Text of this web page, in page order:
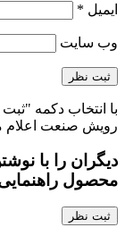
ایمیل *
وب‌ سایت
با انتخاب دکمه
رویش صنعت اعلام
دیگران را با
محصول
ثبت نظر